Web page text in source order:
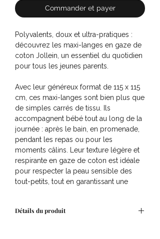
Commander et payer
Polyvalents, doux et ultra-pratiques :
découvrez les maxi-langes en gaze de
coton Jollein, un essentiel du quotidien
pour tous les jeunes parents.
Avec leur généreux format de 115 x 115
cm, ces maxi-langes sont bien plus que
de simples carrés de tissu. Ils
accompagnent bébé tout au long de la
journée : après le bain, en promenade,
pendant les repas ou pour les
moments câlins. Leur texture légère et
respirante en gaze de coton est idéale
pour respecter la peau sensible des
tout-petits, tout en garantissant une
Détails du produit